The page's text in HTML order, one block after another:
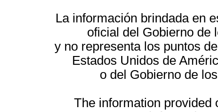
La información brindada en
oficial del Gobierno de
y no representa los puntos
Estados Unidos de
o del Gobierno de
The information provided